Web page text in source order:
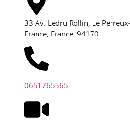
33 Av. Ledru Rollin, Le
France, France, 94170
0651765565